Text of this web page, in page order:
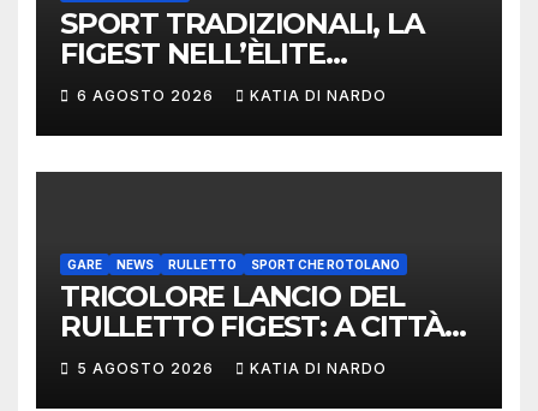
SPORT TRADIZIONALI, LA
FIGEST NELL’ÈLITE
MONDIALE: LA
DELEGAZIONE ITALIANA
PROTAGONISTA AL
CONVEGNO TAFISA A
6 AGOSTO 2026 KATIA DI NARDO
GARE NEWS RULLETTO SPORT CHE ROTOLANO
TRICOLORE LANCIO DEL
RULLETTO FIGEST: A CITTÀ
DI CASTELLO VINCONO
MARCHIGIANI ED UMBRI
5 AGOSTO 2026 KATIA DI NARDO